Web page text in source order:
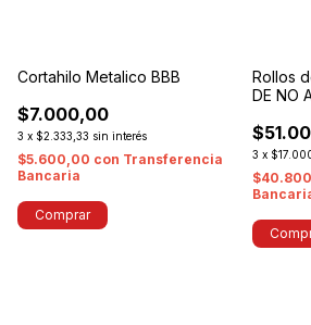
Cortahilo Metalico BBB
$7.000,00
3 x $2.333,33 sin interés
$5.600,00 con Transferencia
Bancaria
Rollos
DE NO
3 x